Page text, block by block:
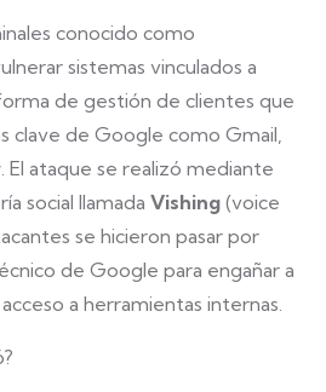
conocido como
sistemas vinculados a
de gestión de clientes que
clave de Google como Gmail,
El ataque se realizó mediante
social llamada Vishing (voice
se hicieron pasar por
de Google para engañar a
a herramientas internas.